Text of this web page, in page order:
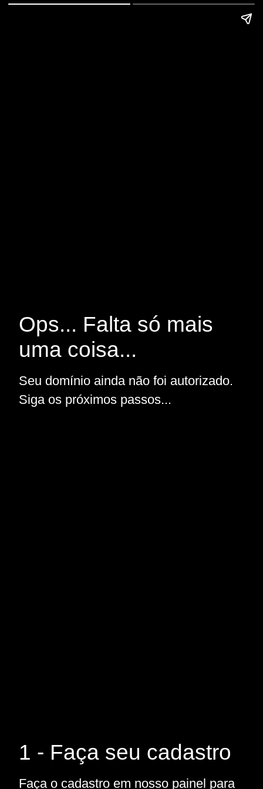
Ops... Falta só mais
uma coisa...
Seu domínio ainda não foi autorizado.
Siga os próximos passos...
1 - Faça seu cadastro
Faça o cadastro em nosso painel para